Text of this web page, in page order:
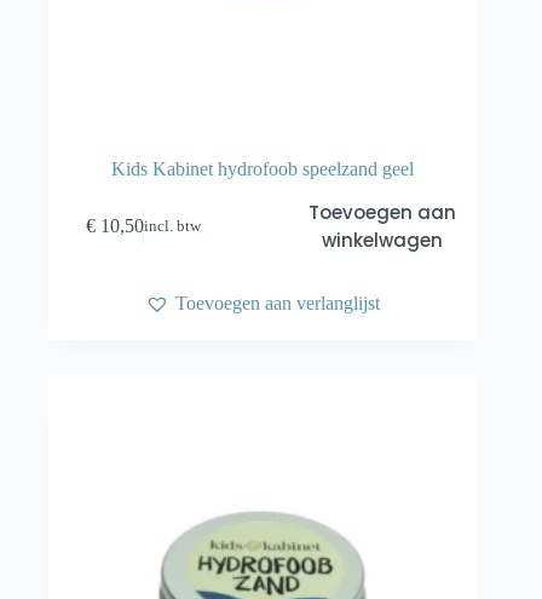
Kids Kabinet hydrofoob speelzand geel
€ 10,50incl. btw
Toevoegen aan
winkelwagen
Toevoegen aan verlanglijst